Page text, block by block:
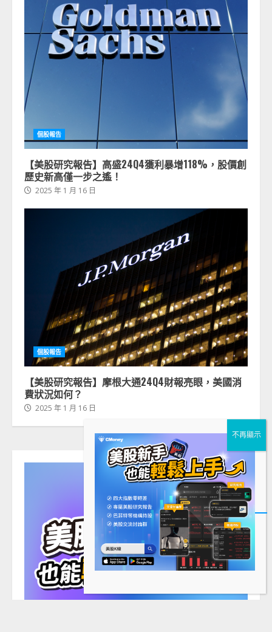
個股報告
【美股研究報告】高盛24Q4獲利暴增118%，股價創
歷史新高僅一步之遙！
2025 年 1 月 16 日
個股報告
【美股研究報告】摩根大通24Q4財報亮眼，美國消
費狀況如何？
2025 年 1 月 16 日